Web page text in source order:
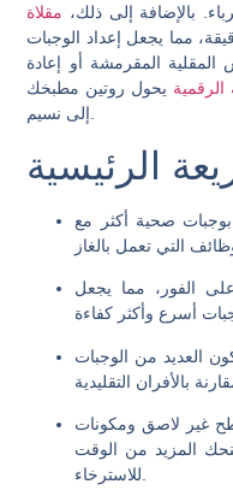
بالإضافة إلى ذلك، مقلاة
مما يجعل إعداد الوجبات
المقرمشة أو إعادة
الرقمية يحول روتين مطبخك
الرئيسية
20% واستمتع بوجبات صحية أكثر مع
الفور، مما يجعل
العديد من الوجبات
غير لاصق ومكونات
المزيد من الوقت